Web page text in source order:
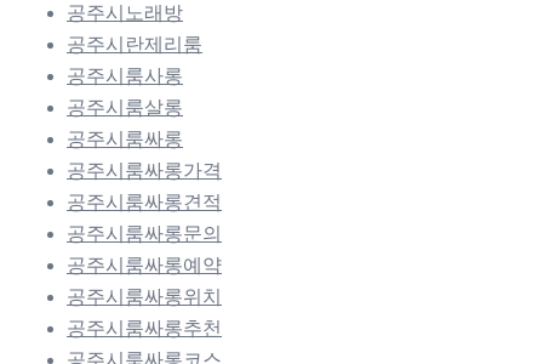
공주시노래방
공주시란제리룸
공주시룸사롱
공주시룸살롱
공주시룸싸롱
공주시룸싸롱가격
공주시룸싸롱견적
공주시룸싸롱문의
공주시룸싸롱예약
공주시룸싸롱위치
공주시룸싸롱추천
공주시룸싸롱코스